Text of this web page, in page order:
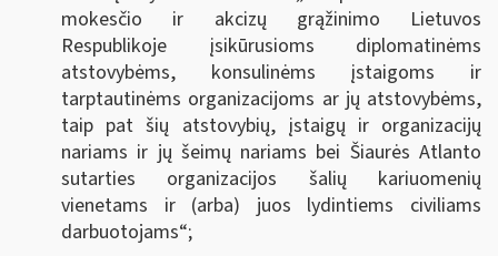
mokesčio ir akcizų grąžinimo Lietuvos
Respublikoje įsikūrusioms diplomatinėms
atstovybėms, konsulinėms įstaigoms ir
tarptautinėms organizacijoms ar jų atstovybėms,
taip pat šių atstovybių, įstaigų ir organizacijų
nariams ir jų šeimų nariams bei Šiaurės Atlanto
sutarties organizacijos šalių kariuomenių
vienetams ir (arba) juos lydintiems civiliams
darbuotojams“;